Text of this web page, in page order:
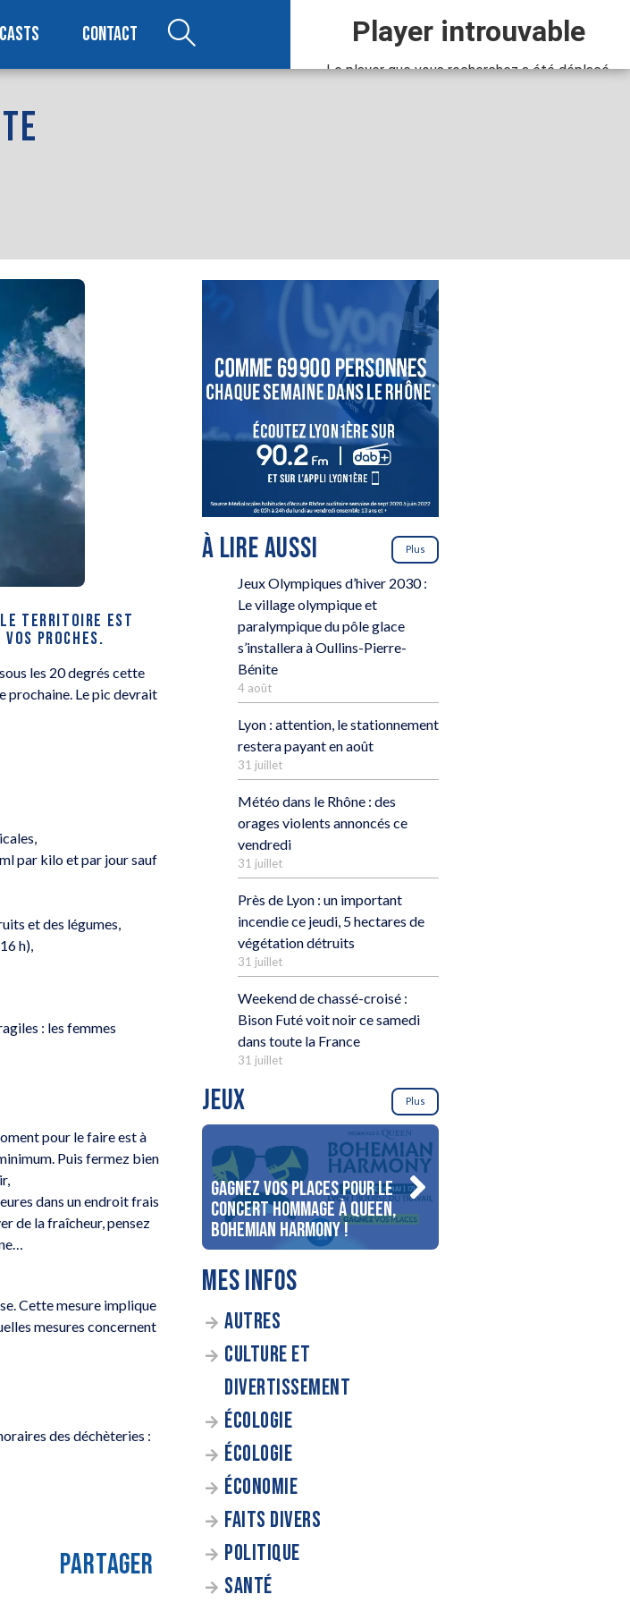
CONTACT
TERRITOIRE EST
PROCHES.
les 20 degrés cette
prochaine. Le pic devrait
par kilo et par jour sauf
et des légumes,
h),
: les femmes
pour le faire est à
Puis fermez bien
dans un endroit frais
de la fraîcheur, pensez
Cette mesure implique
mesures concernent
des déchèteries :
PARTAGER
À LIRE AUSSI Plus
Jeux Olympiques d’hiver 2030 :
Le village olympique et
paralympique du pôle glace
s’installera à Oullins-Pierre-
Bénite
4 août
Lyon : attention, le stationnement
restera payant en août
31 juillet
Météo dans le Rhône : des
orages violents annoncés ce
vendredi
31 juillet
Près de Lyon : un important
incendie ce jeudi, 5 hectares de
végétation détruits
31 juillet
Weekend de chassé-croisé :
Bison Futé voit noir ce samedi
dans toute la France
31 juillet
JEUX Plus
Gagnez vos places pour le
concert Hommage à Queen,
Bohemian Harmony !
MES INFOS
AUTRES
CULTURE ET
DIVERTISSEMENT
ÉCOLOGIE
ÉCOLOGIE
ÉCONOMIE
FAITS DIVERS
POLITIQUE
SANTÉ